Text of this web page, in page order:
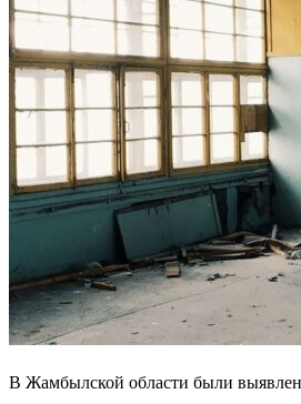
В Жамбылской области были